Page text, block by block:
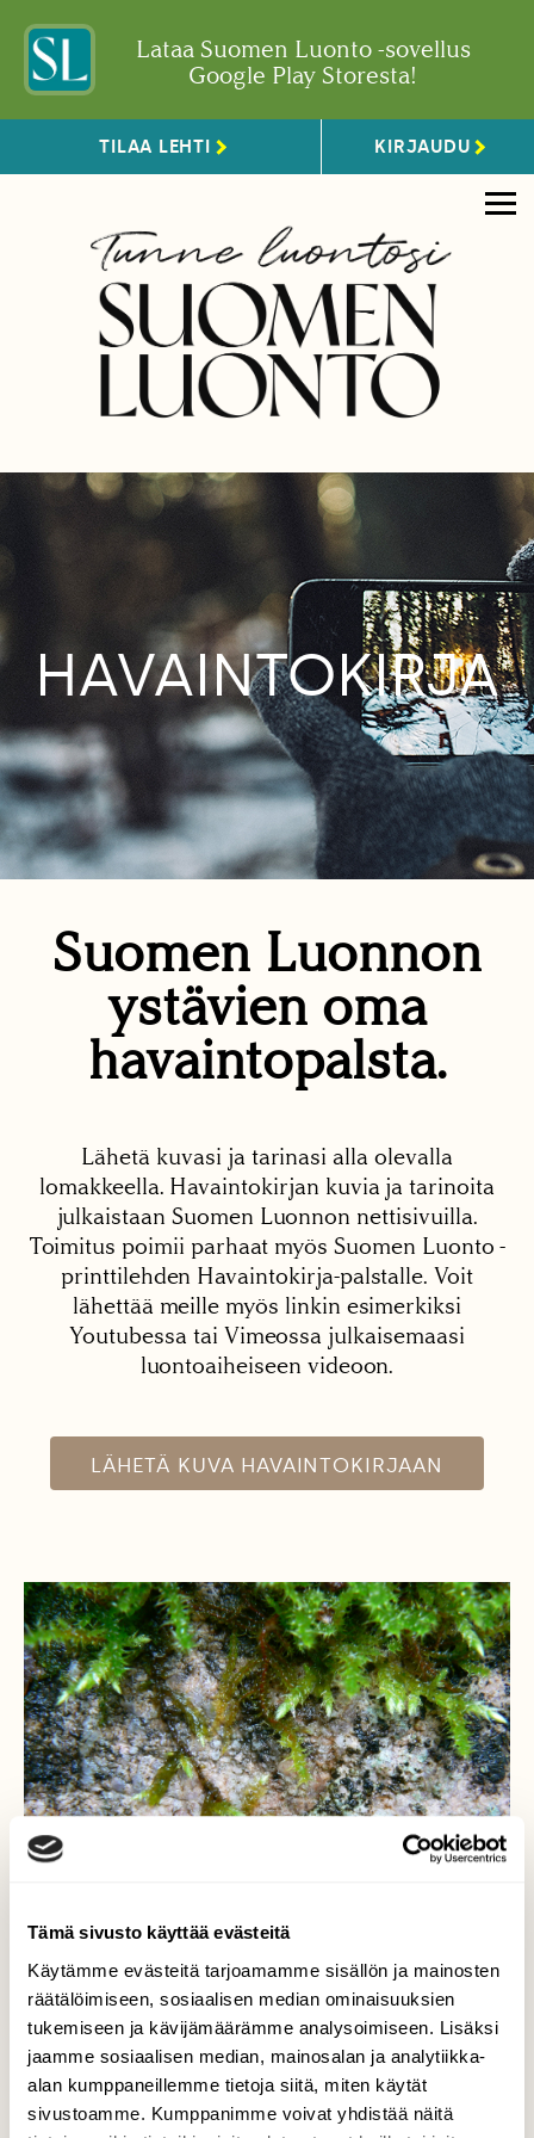
Tämä sivusto käyttää evästeitä
Käytämme evästeitä tarjoamamme sisällön ja mainosten
räätälöimiseen, sosiaalisen median ominaisuuksien
tukemiseen ja kävijämäärämme analysoimiseen. Lisäksi
jaamme sosiaalisen median, mainosalan ja analytiikka-
alan kumppaneillemme tietoja siitä, miten käytät
sivustoamme. Kumppanimme voivat yhdistää näitä
Lataa Suomen Luonto -sovellus
Google Play Storesta!
TILAA LEHTI KIRJAUDU
HAVAINTOKIRJA
Suomen Luonnon
ystävien oma
havaintopalsta.
Lähetä kuvasi ja tarinasi alla olevalla
lomakkeella. Havaintokirjan kuvia ja tarinoita
julkaistaan Suomen Luonnon nettisivuilla.
Toimitus poimii parhaat myös Suomen Luonto -
printtilehden Havaintokirja-palstalle. Voit
lähettää meille myös linkin esimerkiksi
Youtubessa tai Vimeossa julkaisemaasi
luontoaiheiseen videoon.
LÄHETÄ KUVA HAVAINTOKIRJAAN
Sammalen kasvu
Sammalmaailmassakin tapahtuu kunhan